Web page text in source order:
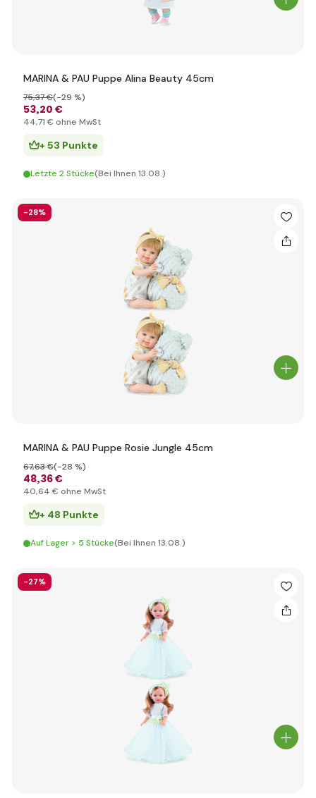
MARINA & PAU Puppe Alina Beauty 45cm
53,20 €
75,37 €(-29 %)
44,71 € ohne MwSt
+ 53 Punkte
Letzte 2 Stücke(Bei Ihnen 13.08.)
-28%
MARINA & PAU Puppe Rosie Jungle 45cm
48,36 €
67,63 €(-28 %)
40,64 € ohne MwSt
+ 48 Punkte
Auf Lager > 5 Stücke(Bei Ihnen 13.08.)
-27%